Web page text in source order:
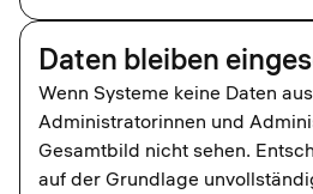
Daten bleiben
Wenn Systeme keine Daten
Administratorinnen und
Gesamtbild nicht sehen.
auf der Grundlage